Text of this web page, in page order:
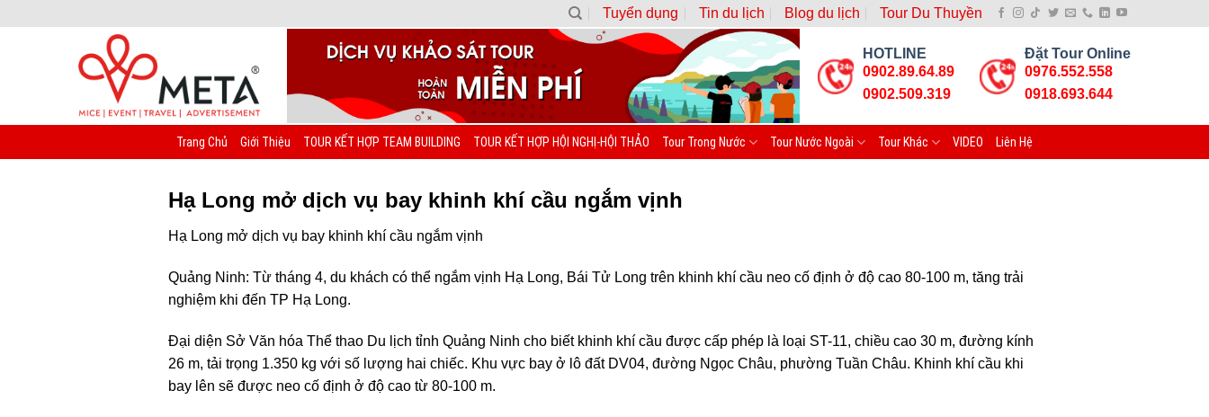
Tuyển dụng Tin du lịch Blog du lịch Tour Du Thuyền
HOTLINE
0902.89.64.89
0902.509.319
Đặt Tour Online
0976.552.558
0918.693.644
Trang Chủ Giới Thiệu TOUR KẾT HỢP TEAM BUILDING TOUR KẾT HỢP HỘI NGHỊ-HỘI THẢO Tour Trong Nước Tour Nước Ngoài Tour Khác VIDEO Liên Hệ
Hạ Long mở dịch vụ bay khinh khí cầu ngắm vịnh
Hạ Long mở dịch vụ bay khinh khí cầu ngắm vịnh
Quảng Ninh: Từ tháng 4, du khách có thể ngắm vịnh Hạ Long, Bái Tử Long trên khinh khí cầu neo cố định ở độ cao 80-100 m, tăng trải
nghiệm khi đến TP Hạ Long.
Đại diện Sở Văn hóa Thể thao Du lịch tỉnh Quảng Ninh cho biết khinh khí cầu được cấp phép là loại ST-11, chiều cao 30 m, đường kính
26 m, tải trọng 1.350 kg với số lượng hai chiếc. Khu vực bay ở lô đất DV04, đường Ngọc Châu, phường Tuần Châu. Khinh khí cầu khi
bay lên sẽ được neo cố định ở độ cao từ 80-100 m.